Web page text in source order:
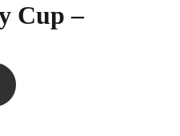
Cup –